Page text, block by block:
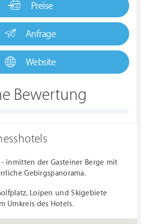
Preise
Anfrage
Website
Bewertung
- inmitten der Gasteiner Berge mit
Gebirgspanorama.
Loipen und Skigebiete
Umkreis des Hotels.